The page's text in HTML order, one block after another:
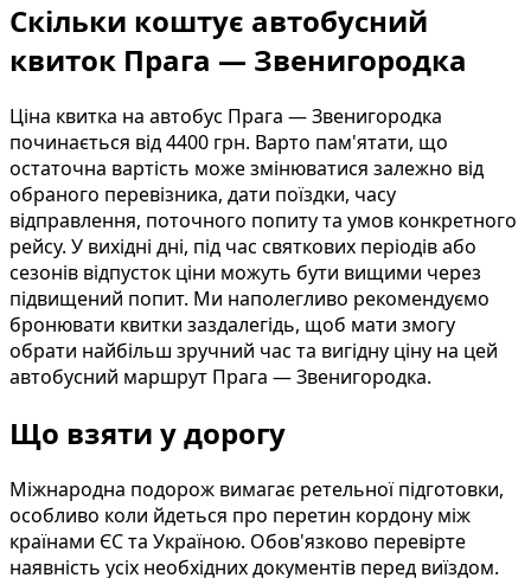
Скільки коштує автобусний
квиток Прага — Звенигородка
Ціна квитка на автобус Прага — Звенигородка
починається від 4400 грн. Варто пам'ятати, що
остаточна вартість може змінюватися залежно від
обраного перевізника, дати поїздки, часу
відправлення, поточного попиту та умов конкретного
рейсу. У вихідні дні, під час святкових періодів або
сезонів відпусток ціни можуть бути вищими через
підвищений попит. Ми наполегливо рекомендуємо
бронювати квитки заздалегідь, щоб мати змогу
обрати найбільш зручний час та вигідну ціну на цей
автобусний маршрут Прага — Звенигородка.
Що взяти у дорогу
Міжнародна подорож вимагає ретельної підготовки,
особливо коли йдеться про перетин кордону між
країнами ЄС та Україною. Обов'язково перевірте
наявність усіх необхідних документів перед виїздом.